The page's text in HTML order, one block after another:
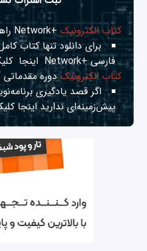
کتاب الکترونیک+Network راهنمای شبکه‌ها
برای دانلود تنها کتاب
فارسی +Network
اینجا
کتاب الکترونیکدوره مقدماتی
اگر قصد یادگیری
پیش‌زمینه‌ای نداریداینجا